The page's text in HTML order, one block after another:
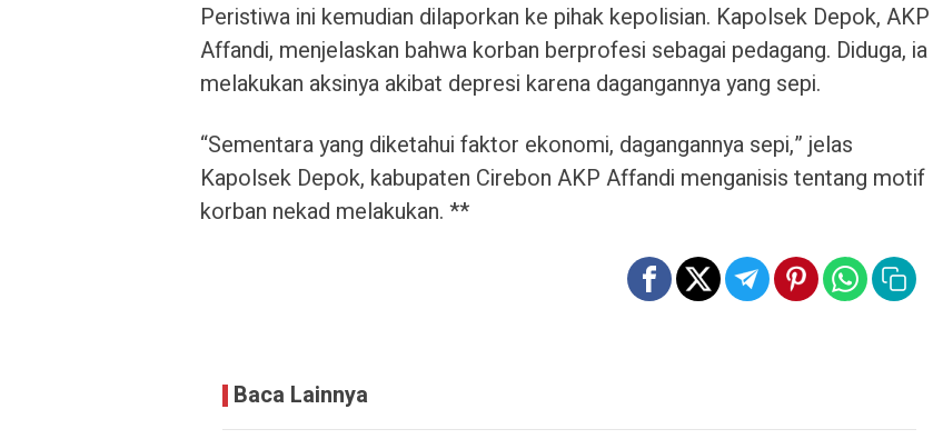
Peristiwa ini kemudian dilaporkan ke pihak kepolisian. Kapolsek Depok, AKP
Affandi, menjelaskan bahwa korban berprofesi sebagai pedagang. Diduga, ia
melakukan aksinya akibat depresi karena dagangannya yang sepi.
“Sementara yang diketahui faktor ekonomi, dagangannya sepi,” jelas
Kapolsek Depok, kabupaten Cirebon AKP Affandi menganisis tentang motif
korban nekad melakukan. **
Baca Lainnya